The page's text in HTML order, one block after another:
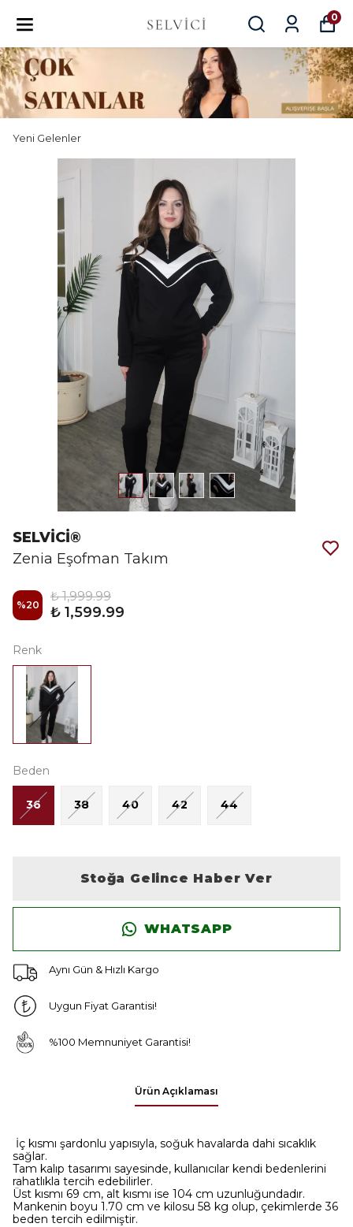
0
Yeni Gelenler
SELVİCİ®
Zenia Eşofman Takım
%20
₺ 1,999.99
₺ 1,599.99
Renk
Beden
36 38 40 42 44
Stoğa Gelince Haber Ver
WHATSAPP
Aynı Gün & Hızlı Kargo
Uygun Fiyat Garantisi!
%100 Memnuniyet Garantisi!
Ürün Açıklaması
İç kısmı şardonlu yapısıyla, soğuk havalarda dahi sıcaklık
sağlar.
Tam kalıp tasarımı sayesinde, kullanıcılar kendi bedenlerini
rahatlıkla tercih edebilirler.
Üst kısmı 69 cm, alt kısmı ise 104 cm uzunluğundadır.
Mankenin boyu 1.70 cm ve kilosu 58 kg olup, çekimlerde 36
beden tercih edilmiştir.